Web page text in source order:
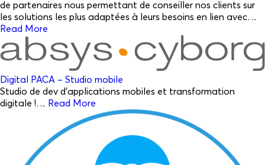
de partenaires nous permettant de conseiller nos clients sur
les solutions les plus adaptées à leurs besoins en lien avec…
Read More
Digital PACA – Studio mobile
Studio de dev d’applications mobiles et transformation
digitale !… Read More